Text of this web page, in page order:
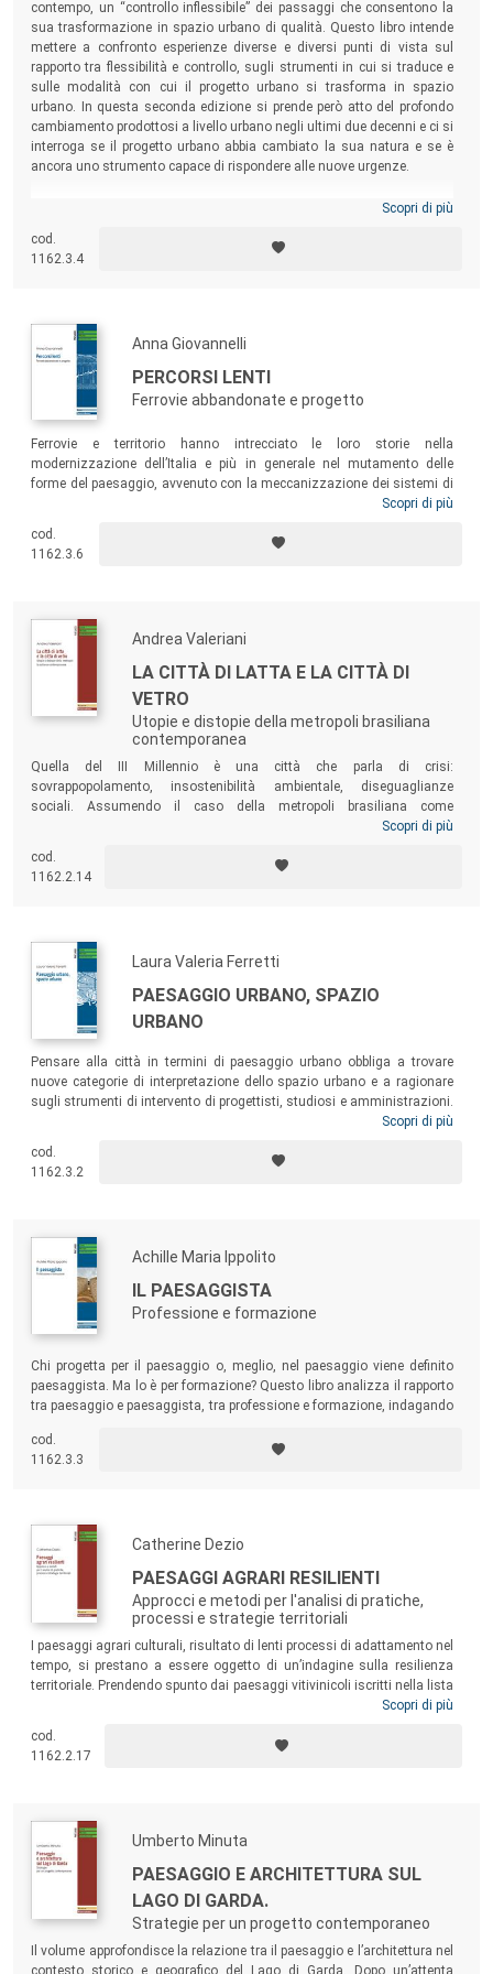
contempo, un “controllo inflessibile” dei passaggi che consentono la
sua trasformazione in spazio urbano di qualità. Questo libro intende
mettere a confronto esperienze diverse e diversi punti di vista sul
rapporto tra flessibilità e controllo, sugli strumenti in cui si traduce e
sulle modalità con cui il progetto urbano si trasforma in spazio
urbano. In questa seconda edizione si prende però atto del profondo
cambiamento prodottosi a livello urbano negli ultimi due decenni e ci si
interroga se il progetto urbano abbia cambiato la sua natura e se è
ancora uno strumento capace di rispondere alle nuove urgenze.
Scopri di più
cod.
1162.3.4
Anna Giovannelli
PERCORSI LENTI
Ferrovie abbandonate e progetto
Ferrovie e territorio hanno intrecciato le loro storie nella
modernizzazione dell’Italia e più in generale nel mutamento delle
forme del paesaggio, avvenuto con la meccanizzazione dei sistemi di
trasporto di persone e merci. Questo volume affronta il tema del
offrendo una riflessione sul progetto dei
che studia le dinamiche innescate dal riuso adattivo delle strutture
Scopri di più
cod.
1162.3.6
Andrea Valeriani
LA CITTÀ DI LATTA E LA CITTÀ DI
VETRO
Utopie e distopie della metropoli brasiliana
contemporanea
Quella del III Millennio è una città che parla di crisi:
sovrappopolamento, insostenibilità ambientale, diseguaglianze
sociali. Assumendo il caso della metropoli brasiliana come
paradigmatico della condizione urbana attuale, questo libro studia i
globali» del nostro tempo. Un’analisi approfondita sui fatti storici, le
politiche in atto e i progetti di alcuni dei più noti architetti del
Scopri di più
cod.
1162.2.14
Laura Valeria Ferretti
PAESAGGIO URBANO, SPAZIO
URBANO
Pensare alla città in termini di paesaggio urbano obbliga a trovare
nuove categorie di interpretazione dello spazio urbano e a ragionare
sugli strumenti di intervento di progettisti, studiosi e amministrazioni.
Su questo riflette il volume, partendo dal presupposto che il paesaggio
negativo, il sistema degli spazi aperti. Una lettura ovviamente
tendenziosa, che parte dal presupposto che la città densa – di
Scopri di più
cod.
1162.3.2
Achille Maria Ippolito
IL PAESAGGISTA
Professione e formazione
Chi progetta per il paesaggio o, meglio, nel paesaggio viene definito
paesaggista. Ma lo è per formazione? Questo libro analizza il rapporto
tra paesaggio e paesaggista, tra professione e formazione, indagando
cod.
1162.3.3
Catherine Dezio
PAESAGGI AGRARI RESILIENTI
Approcci e metodi per l'analisi di pratiche,
processi e strategie territoriali
I paesaggi agrari culturali, risultato di lenti processi di adattamento nel
tempo, si prestano a essere oggetto di un’indagine sulla resilienza
territoriale. Prendendo spunto dai paesaggi vitivinicoli iscritti nella lista
del Patrimonio Mondiale dell’Umanità, il volume intende
analitiche e interpretative e innescare nuove riflessioni propositive e
pioneristiche sui sistemi agrari di qualità, in rapporto con le dinamiche
Scopri di più
cod.
1162.2.17
Umberto Minuta
PAESAGGIO E ARCHITETTURA SUL
LAGO DI GARDA.
Strategie per un progetto contemporaneo
Il volume approfondisce la relazione tra il paesaggio e l’architettura nel
contesto storico e geografico del Lago di Garda. Dopo un’attenta